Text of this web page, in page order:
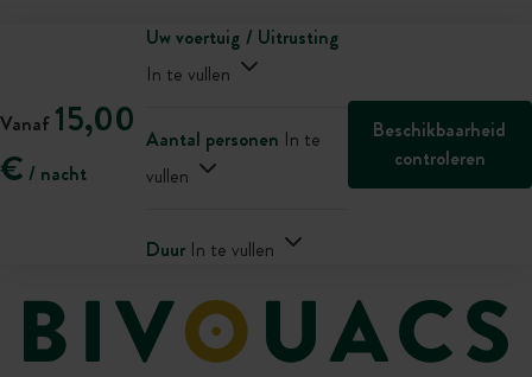
Vanaf 15,00
€ / nacht
Uw voertuig / Uitrusting
In te vullen
Aantal personen In te
vullen
Duur In te vullen
Beschikbaarheid
controleren